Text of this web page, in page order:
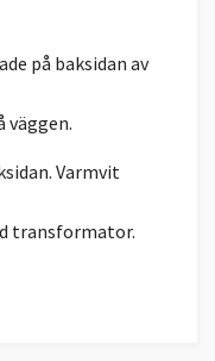
på baksidan av
väggen.
Varmvit
transformator.